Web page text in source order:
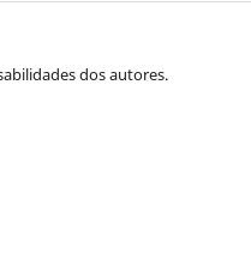
dos autores.